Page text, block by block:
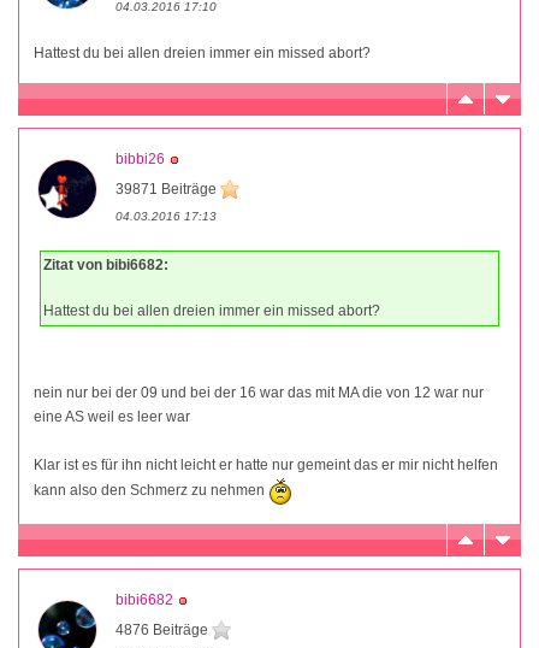
04.03.2016 17:10
Hattest du bei allen dreien immer ein missed abort?
bibbi26
39871 Beiträge
04.03.2016 17:13
Zitat von bibi6682:
Hattest du bei allen dreien immer ein missed abort?
nein nur bei der 09 und bei der 16 war das mit MA die von 12 war nur
eine AS weil es leer war
Klar ist es für ihn nicht leicht er hatte nur gemeint das er mir nicht helfen
kann also den Schmerz zu nehmen
bibi6682
4876 Beiträge